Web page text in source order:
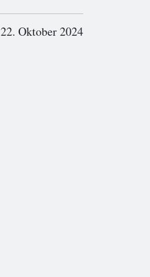
22. Oktober 2024